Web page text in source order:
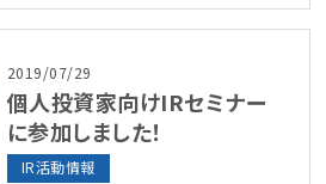
2019/07/29
個人投資家向けIRセミナー
に参加しました！
IR活動情報